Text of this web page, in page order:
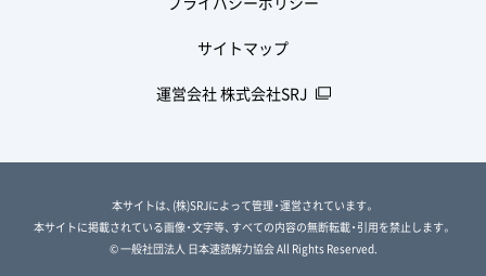
サイトマップ
運営会社 株式会社SRJ
本サイトは、(株)SRJによって管理・運営されています。
本サイトに掲載されている画像・文字等、すべての内容の無断転載・引用を禁止します。
© 一般社団法人 日本速読解力協会 All Rights Reserved.